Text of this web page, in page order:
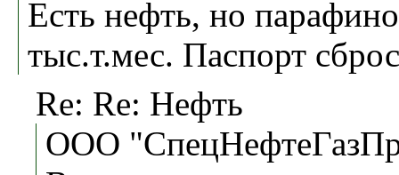
Есть нефть, но
тыс.т.мес. Паспорт
Re: Re: Нефть
ООО